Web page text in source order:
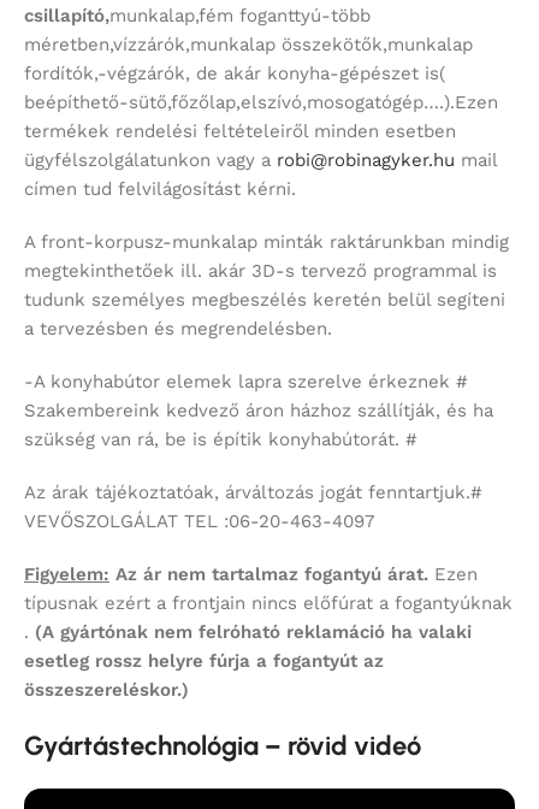
csillapító,munkalap,fém foganttyú-több
méretben,vízzárók,munkalap összekötők,munkalap
fordítók,-végzárók, de akár konyha-gépészet is(
beépíthető-sütő,főzőlap,elszívó,mosogatógép….).Ezen
termékek rendelési feltételeiről minden esetben
ügyfélszolgálatunkon vagy a robi@robinagyker.hu mail
címen tud felvilágosítást kérni.
A front-korpusz-munkalap minták raktárunkban mindig
megtekinthetőek ill. akár 3D-s tervező programmal is
tudunk személyes megbeszélés keretén belül segíteni
a tervezésben és megrendelésben.
-A konyhabútor elemek lapra szerelve érkeznek #
Szakembereink kedvező áron házhoz szállítják, és ha
szükség van rá, be is építik konyhabútorát. #
Az árak tájékoztatóak, árváltozás jogát fenntartjuk.#
VEVŐSZOLGÁLAT TEL :06-20-463-4097
Figyelem: Az ár nem tartalmaz fogantyú árat. Ezen
típusnak ezért a frontjain nincs előfúrat a fogantyúknak
. (A gyártónak nem felróható reklamáció ha valaki
esetleg rossz helyre fúrja a fogantyút az
összeszereléskor.)
Gyártástechnológia – rövid videó